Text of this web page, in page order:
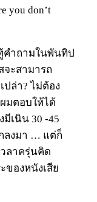
you don’t
คำถามในพันทิป
จะสามารถ
ล่า? ไม่ต้อง
มตอบให้ได้
เนิน 30 -45
ลงมา … แต่ก็
วลาครุ่นคิด
ของหนังเสีย